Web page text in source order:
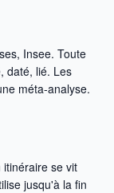
Insee. Toute
daté, lié. Les
méta-analyse.
se vit
jusqu'à la fin